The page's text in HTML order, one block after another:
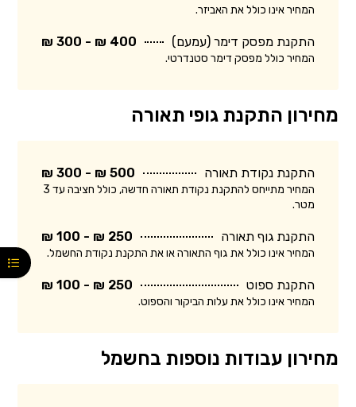
המחיר אינו כולל את האביזר.
התקנת מפסק דימר (עמעם) 400 ₪ - 300 ₪
המחיר כולל מפסק דימר סטנדרטי.
מחירון התקנת גופי תאורה
התקנת נקודת תאורה 500 ₪ - 300 ₪
המחיר מתייחס להתקנת נקודת תאורה חדשה, כולל חציבה עד 3
מטר.
התקנת גוף תאורה 250 ₪ - 100 ₪
המחיר אינו כולל את גוף התאורה או את התקנת נקודת החשמל.
התקנת ספוט 250 ₪ - 100 ₪
המחיר אינו כולל את עלות הביקור והספוט.
מחירון עבודות נוספות בחשמל